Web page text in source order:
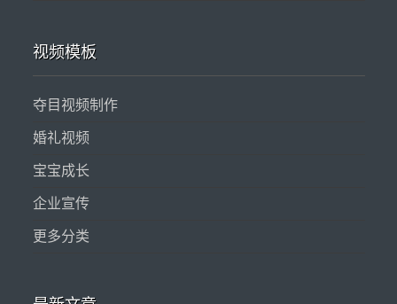
视频模板
夺目视频制作
婚礼视频
宝宝成长
企业宣传
更多分类